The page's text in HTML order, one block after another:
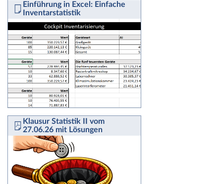
Einführung in Excel: Einfache
Inventarstatistik
Klausur Statistik II vom
27.06.26 mit Lösungen